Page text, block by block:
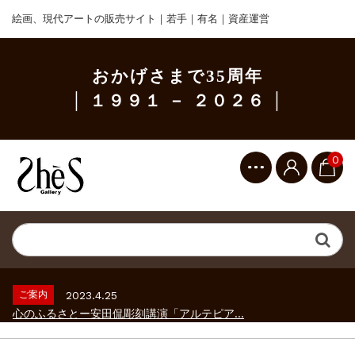
絵画、現代アートの販売サイト｜若手｜有名｜資産運営
おかげさまで35周年
│ １９９１ － ２０２６ │
0
ギャラリーシーズ「秋の美術散歩 京都・大...
ご案内
2026.2.17
ご案内
2023.4.25
心のふるさとー安田侃彫刻講演「アルテピア...